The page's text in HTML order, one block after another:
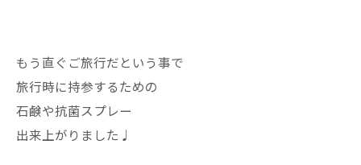
もう直ぐご旅行だという事で
旅行時に持参するための
石鹸や抗菌スプレー
出来上がりました♩